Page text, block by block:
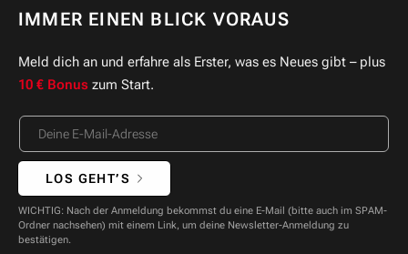
IMMER EINEN BLICK VORAUS
Meld dich an und erfahre als Erster, was es Neues gibt – plus
10 € Bonus zum Start.
LOS GEHT’S
WICHTIG: Nach der Anmeldung bekommst du eine E-Mail (bitte auch im SPAM-
Ordner nachsehen) mit einem Link, um deine Newsletter-Anmeldung zu
bestätigen.